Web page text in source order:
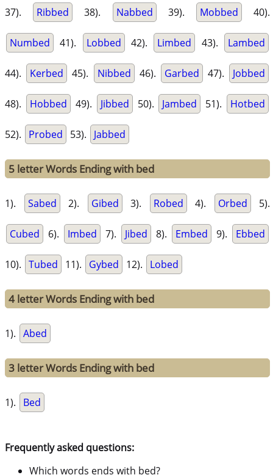
37). Ribbed 38). Nabbed 39). Mobbed 40).
Numbed 41). Lobbed 42). Limbed 43). Lambed
44). Kerbed 45). Nibbed 46). Garbed 47). Jobbed
48). Hobbed 49). Jibbed 50). Jambed 51). Hotbed
52). Probed 53). Jabbed
5 letter Words Ending with bed
1). Sabed 2). Gibed 3). Robed 4). Orbed 5).
Cubed 6). Imbed 7). Jibed 8). Embed 9). Ebbed
10). Tubed 11). Gybed 12). Lobed
4 letter Words Ending with bed
1). Abed
3 letter Words Ending with bed
1). Bed
Frequently asked questions:
Which words ends with bed?